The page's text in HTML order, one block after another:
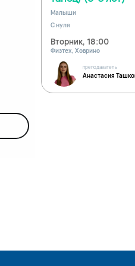
Малыши
С нуля
Вторник, 18:00
Физтех, Ховрино
преподаватель
Анастасия